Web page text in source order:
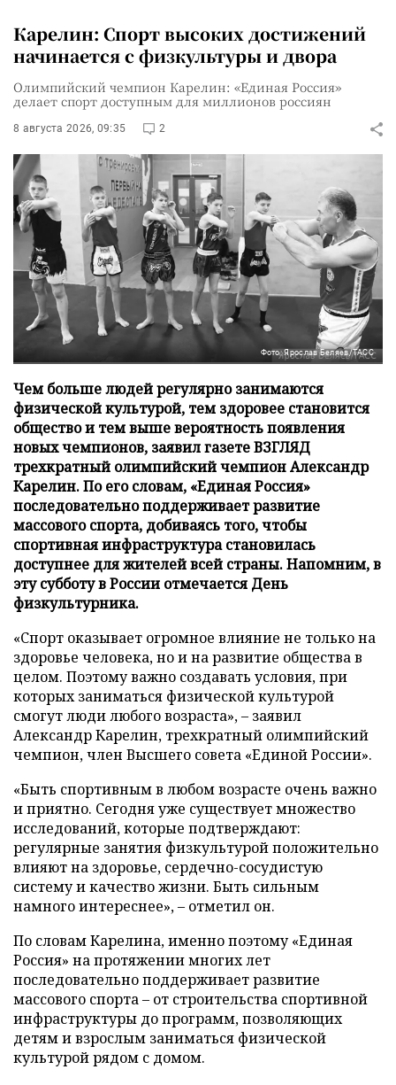
Карелин: Спорт высоких достижений
начинается с физкультуры и двора
Олимпийский чемпион Карелин: «Единая Россия»
делает спорт доступным для миллионов россиян
8 августа 2026, 09:35 2
Фото: Ярослав Беляев/ТАСС
Чем больше людей регулярно занимаются
физической культурой, тем здоровее становится
общество и тем выше вероятность появления
новых чемпионов, заявил газете ВЗГЛЯД
трехкратный олимпийский чемпион Александр
Карелин. По его словам, «Единая Россия»
последовательно поддерживает развитие
массового спорта, добиваясь того, чтобы
спортивная инфраструктура становилась
доступнее для жителей всей страны. Напомним, в
эту субботу в России отмечается День
физкультурника.
«Спорт оказывает огромное влияние не только на
здоровье человека, но и на развитие общества в
целом. Поэтому важно создавать условия, при
которых заниматься физической культурой
смогут люди любого возраста», – заявил
Александр Карелин, трехкратный олимпийский
чемпион, член Высшего совета «Единой России».
«Быть спортивным в любом возрасте очень важно
и приятно. Сегодня уже существует множество
исследований, которые подтверждают:
регулярные занятия физкультурой положительно
влияют на здоровье, сердечно-сосудистую
систему и качество жизни. Быть сильным
намного интереснее», – отметил он.
По словам Карелина, именно поэтому «Единая
Россия» на протяжении многих лет
последовательно поддерживает развитие
массового спорта – от строительства спортивной
инфраструктуры до программ, позволяющих
детям и взрослым заниматься физической
культурой рядом с домом.